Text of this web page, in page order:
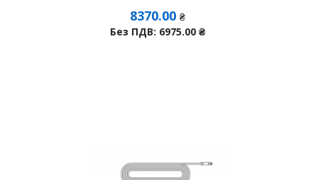
8370.00 ₴
Без ПДВ: 6975.00 ₴